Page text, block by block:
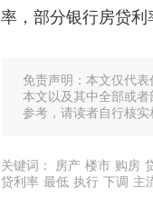
率，部分银行房贷
免责声明：本文仅代
本文以及其中全部或
参考，请读者自行核实
关键词： 房产 楼市 购房
贷利率 最低 执行 下调 主